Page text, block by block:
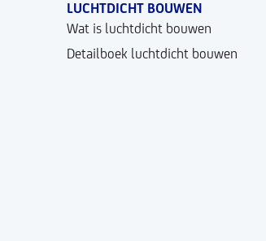
LUCHTDICHT BOUWEN
Wat is luchtdicht bouwen
Detailboek luchtdicht bouwen